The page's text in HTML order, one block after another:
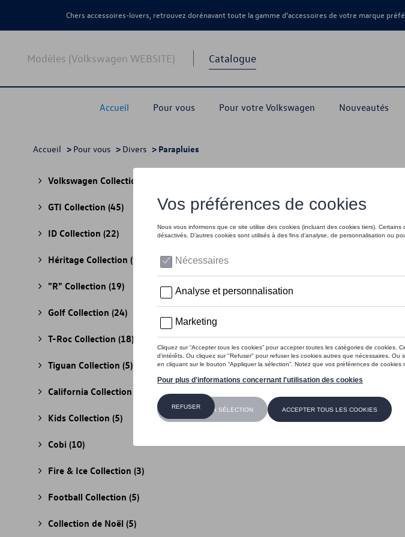
Chers accessoires-lovers, retrouvez dorénavant toute la gamme d’accessoires de votre marque
Modèles (Volkswagen WEBSITE) Catalogue
Accueil Pour vous Pour votre Volkswagen Nouveautés
Accueil > Pour vous > Divers > Parapluies
Volkswagen Collection
GTI Collection (45)
ID Collection (22)
Héritage Collection (13)
"R" Collection (19)
Golf Collection (24)
T-Roc Collection (18)
Tiguan Collection (5)
California Collection
Kids Collection (5)
Cobi (10)
Fire & Ice Collection (3)
Football Collection (5)
Collection de Noël (5)